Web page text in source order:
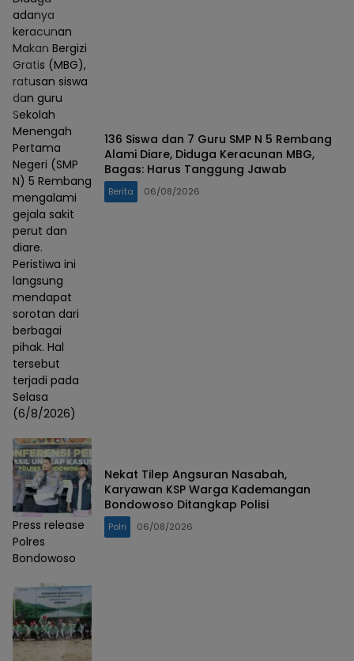
adanya
keracunan
Makan Bergizi
Gratis (MBG),
ratusan siswa
dan guru
Sekolah
Menengah
Pertama
Negeri (SMP
N) 5 Rembang
mengalami
gejala sakit
perut dan
diare.
Peristiwa ini
langsung
mendapat
sorotan dari
berbagai
pihak. Hal
tersebut
terjadi pada
Selasa
(6/8/2026)
136 Siswa dan 7 Guru SMP N 5 Rembang
Alami Diare, Diduga Keracunan MBG,
Bagas: Harus Tanggung Jawab
Berita 06/08/2026
Press release
Polres
Bondowoso
Nekat Tilep Angsuran Nasabah,
Karyawan KSP Warga Kademangan
Bondowoso Ditangkap Polisi
Polri 06/08/2026